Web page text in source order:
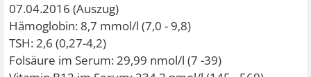
07.04.2016 (Auszug)
Hämoglobin: 8,7 mmol/l (7,0 - 9,8)
TSH: 2,6 (0,27-4,2)
Folsäure im Serum: 29,99 nmol/l (7 -39)